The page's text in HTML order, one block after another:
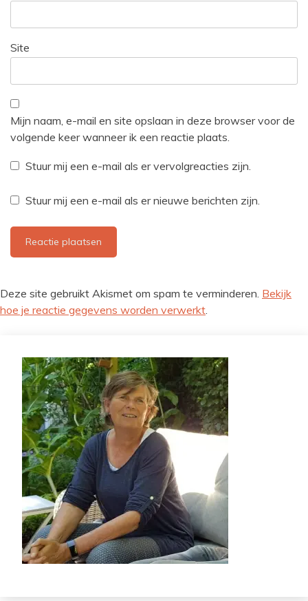
Site
Mijn naam, e-mail en site opslaan in deze browser voor de
volgende keer wanneer ik een reactie plaats.
Stuur mij een e-mail als er vervolgreacties zijn.
Stuur mij een e-mail als er nieuwe berichten zijn.
Deze site gebruikt Akismet om spam te verminderen. Bekijk
hoe je reactie gegevens worden verwerkt.